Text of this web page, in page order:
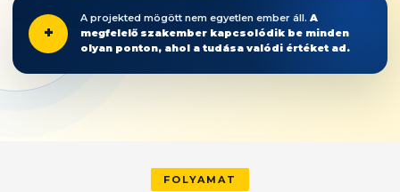
+
A projekted mögött nem egyetlen ember áll. A
megfelelő szakember kapcsolódik be minden
olyan ponton, ahol a tudása valódi értéket ad.
FOLYAMAT